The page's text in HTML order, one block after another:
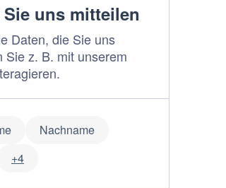
uns mitteilen
Daten, die Sie uns
Sie z. B. mit unserem
Nachname
+4